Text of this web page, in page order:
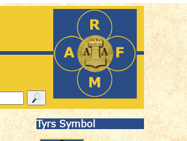
Tyrs Symbol